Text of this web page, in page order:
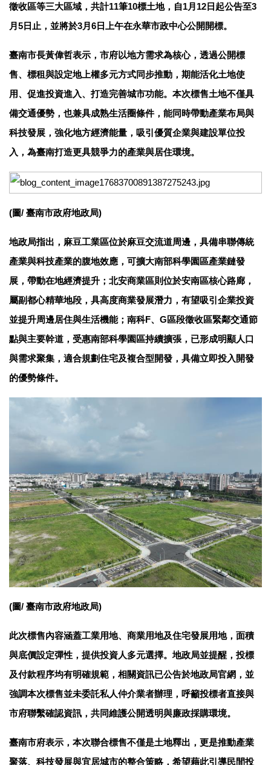
徵收區等三大區域，共計11筆10標土地，自1月12日起公告至3
月5日止，並將於3月6日上午在永華市政中心公開開標。
臺南市長黃偉哲表示，市府以地方需求為核心，透過公開標
售、標租與設定地上權多元方式同步推動，期能活化土地使
用、促進投資進入、打造完善城市功能。本次標售土地不僅具
備交通優勢，也兼具成熟生活圈條件，能同時帶動產業布局與
科技發展，強化地方經濟能量，吸引優質企業與建設單位投
入，為臺南打造更具競爭力的產業與居住環境。
(圖/ 臺南市政府地政局)
地政局指出，麻豆工業區位於麻豆交流道周邊，具備串聯傳統
產業與科技產業的腹地效應，可擴大南部科學園區產業鏈發
展，帶動在地經濟提升；北安商業區則位於安南區核心路廊，
屬副都心精華地段，具高度商業發展潛力，有望吸引企業投資
並提升周邊居住與生活機能；南科F、G區段徵收區緊鄰交通節
點與主要幹道，受惠南部科學園區持續擴張，已形成明顯人口
與需求聚集，適合規劃住宅及複合型開發，具備立即投入開發
的優勢條件。
(圖/ 臺南市政府地政局)
此次標售內容涵蓋工業用地、商業用地及住宅發展用地，面積
與底價設定彈性，提供投資人多元選擇。地政局並提醒，投標
及付款程序均有明確規範，相關資訊已公告於地政局官網，並
強調本次標售並未委託私人仲介業者辦理，呼籲投標者直接與
市府聯繫確認資訊，共同維護公開透明與廉政採購環境。
臺南市府表示，本次聯合標售不僅是土地釋出，更是推動產業
聚落、科技發展與宜居城市的整合策略，希望藉此引導民間投